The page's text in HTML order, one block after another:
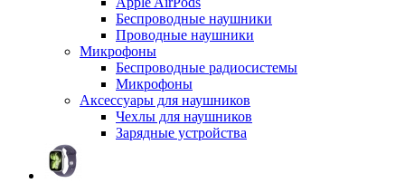
Беспроводные наушники
Проводные наушники
Микрофоны
Беспроводные радиосистемы
Микрофоны
Аксессуары для наушников
Чехлы для наушников
Зарядные устройства